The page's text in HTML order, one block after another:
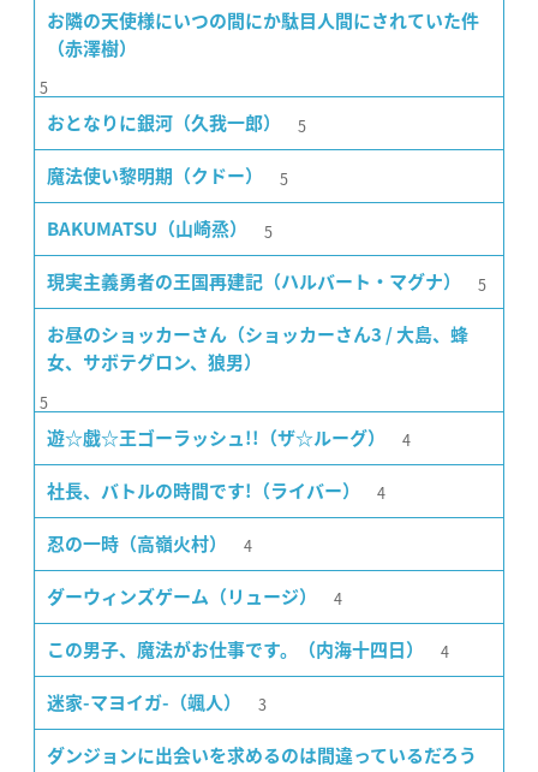
お隣の天使様にいつの間にか駄目人間にされていた件
（赤澤樹）
5
おとなりに銀河（久我一郎） 5
魔法使い黎明期（クドー） 5
BAKUMATSU（山崎烝） 5
現実主義勇者の王国再建記（ハルバート・マグナ） 5
お昼のショッカーさん（ショッカーさん3 / 大島、蜂
女、サボテグロン、狼男）
5
遊☆戯☆王ゴーラッシュ!!（ザ☆ルーグ） 4
社長、バトルの時間です!（ライバー） 4
忍の一時（高嶺火村） 4
ダーウィンズゲーム（リュージ） 4
この男子、魔法がお仕事です。（内海十四日） 4
迷家-マヨイガ-（颯人） 3
ダンジョンに出会いを求めるのは間違っているだろう